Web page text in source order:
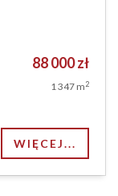
88 000 zł
1 347 m2
WIĘCEJ...